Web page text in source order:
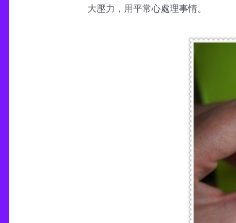
大壓力，用平常心處理事情。